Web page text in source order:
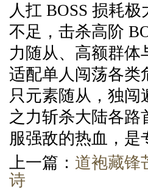
人扛 BOSS 损耗
不足，击杀高阶
力随从、高额群体
适配单人闯荡各类
只元素随从，独闯
之力斩杀大陆各路
服强敌的热血，是
上一篇： 道袍藏
诗